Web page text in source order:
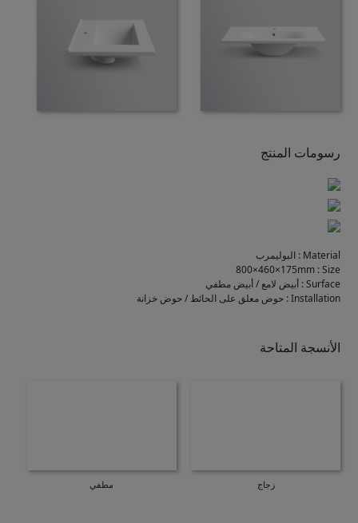
رسومات المنتج
Material
: البوليمرب
Size
:
800×460×175mm
Surface
: أبيض لامع / أبيض مطفي
Installation
: حوض معلق على الحائط / حوض خزانة
الأنسجة المتاحة
زجاج مطفي